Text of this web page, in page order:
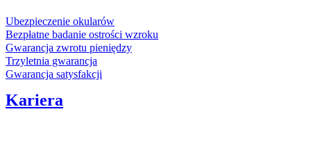
Ubezpieczenie okularów
Bezpłatne badanie ostrości wzroku
Gwarancja zwrotu pieniędzy
Trzyletnia gwarancja
Gwarancja satysfakcji
Kariera